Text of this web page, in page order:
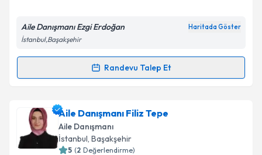
Aile Danışmanı Ezgi Erdoğan Haritada Göster
İstanbul,Başakşehir
Randevu Talep Et
Randevu Takvimi Talebi
Aile Danışmanı Ezgi Erdoğaniçin randevu takvimi
talebi oluşturun. Size bu uzmandan randevu almanız
için bir takvim hazırlandığında e-posta ile
bilgilendireceğiz.
Aile Danışmanı Filiz Tepe
Aile Danışmanı
İstanbul, Başakşehir
5 (2 Değerlendirme)